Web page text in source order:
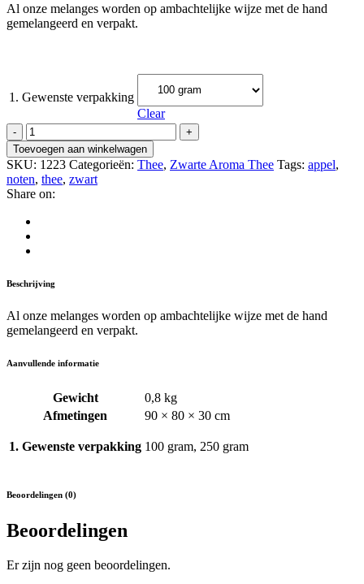
Al onze melanges worden op ambachtelijke wijze met de hand
gemelangeerd en verpakt.
1. Gewenste verpakking
Clear
Oma's
Appeltaart
quantity
Toevoegen aan winkelwagen
SKU: 1223 Categorieën: Thee, Zwarte Aroma Thee Tags: appel,
noten, thee, zwart
Share on:
Beschrijving
Al onze melanges worden op ambachtelijke wijze met de hand
gemelangeerd en verpakt.
Aanvullende informatie
Gewicht
0,8 kg
Afmetingen
90 × 80 × 30 cm
1. Gewenste verpakking 100 gram, 250 gram
Beoordelingen (0)
Beoordelingen
Er zijn nog geen beoordelingen.